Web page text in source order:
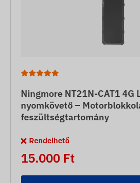
Ningmore NT21N-CAT1 4G
nyomkövető –
feszültségtartomány
Rendelhető
15.000 Ft